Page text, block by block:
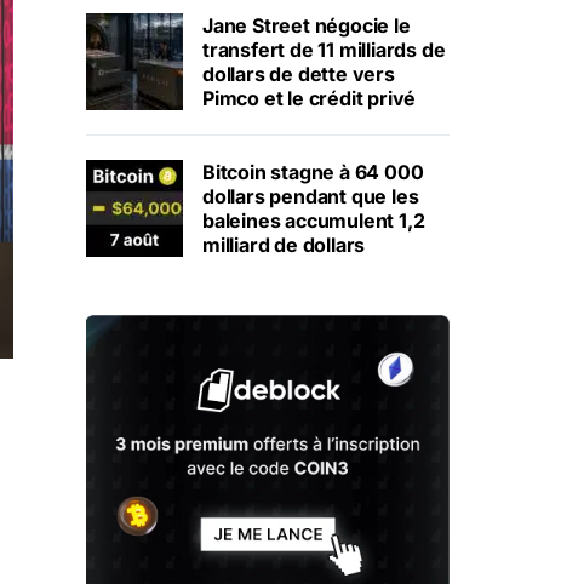
Jane Street négocie le
transfert de 11 milliards de
dollars de dette vers
Pimco et le crédit privé
Bitcoin stagne à 64 000
dollars pendant que les
baleines accumulent 1,2
milliard de dollars